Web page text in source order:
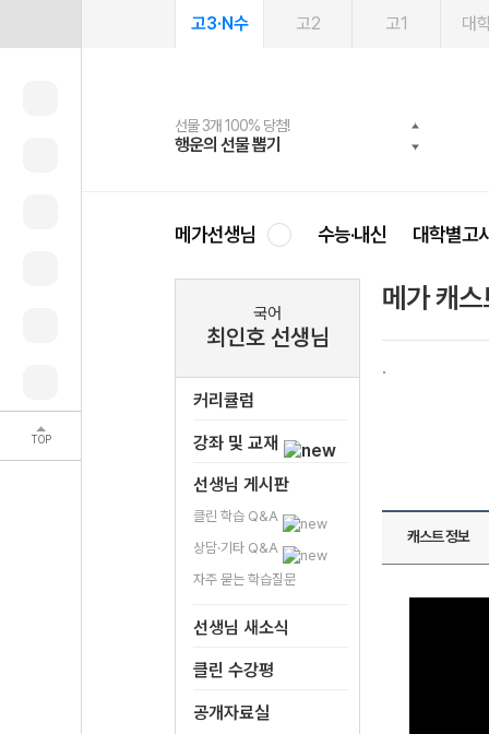
TOP
고3·N수 고2 고1 대
선물 3개 100% 당첨!
행운의 선물 뽑기
선물 100% 증정!
메가스터디 X 올리브
여름방학 스터디 캐시백
메가런 썸머스쿨
2027 러셀 단과
강사 공개선발
스마트러닝앱
설문 EVENT
메가패스
3일 무료 체험권
메가패스 수강생 무료혜택!
메가클럽 멤버십
사회공헌 캠페인
희망이룸 메가나눔
메가선생님 수능·내신 대학별고
국어
최인호 선생님
커리큘럼
강좌 및 교재
선생님 게시판
클린 학습 Q&A
상담·기타 Q&A
자주 묻는 학습질문
선생님 새소식
클린 수강평
공개자료실
메가 캐스
캐스트 정보